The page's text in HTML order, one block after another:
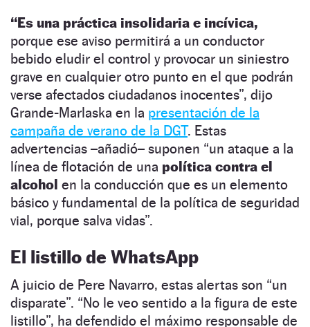
“Es una práctica insolidaria e incívica,
porque ese aviso permitirá a un conductor
bebido eludir el control y provocar un siniestro
grave en cualquier otro punto en el que podrán
verse afectados ciudadanos inocentes”, dijo
Grande-Marlaska en la presentación de la
campaña de verano de la DGT. Estas
advertencias –añadió– suponen “un ataque a la
línea de flotación de una política contra el
alcohol en la conducción que es un elemento
básico y fundamental de la política de seguridad
vial, porque salva vidas”.
El listillo de WhatsApp
A juicio de Pere Navarro, estas alertas son “un
disparate”. “No le veo sentido a la figura de este
listillo”, ha defendido el máximo responsable de